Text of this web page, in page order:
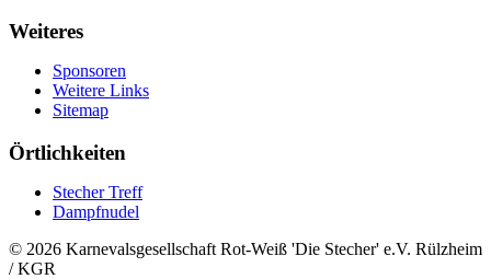
Weiteres
Sponsoren
Weitere Links
Sitemap
Örtlichkeiten
Stecher Treff
Dampfnudel
© 2026 Karnevalsgesellschaft Rot-Weiß 'Die Stecher' e.V. Rülzheim
/ KGR